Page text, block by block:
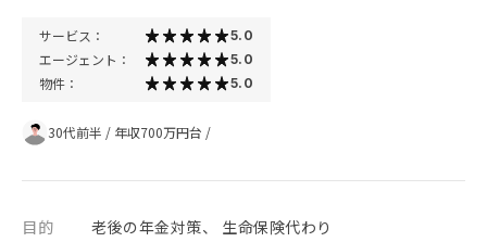
サービス： 5.0
エージェント： 5.0
物件： 5.0
30代前半 / 年収700万円台 /
目的
老後の年金対策、 生命保険代わり